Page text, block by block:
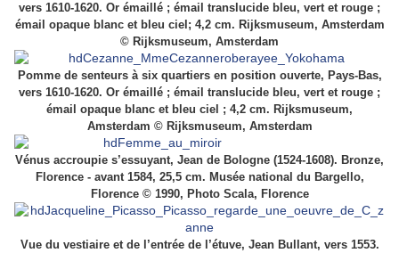
vers 1610-1620. Or émaillé ; émail translucide bleu, vert et rouge ;
émail opaque blanc et bleu ciel; 4,2 cm. Rijksmuseum, Amsterdam
© Rijksmuseum, Amsterdam
Pomme de senteurs à six quartiers en position ouverte, Pays-Bas,
vers 1610-1620. Or émaillé ; émail translucide bleu, vert et rouge ;
émail opaque blanc et bleu ciel ; 4,2 cm. Rijksmuseum,
Amsterdam © Rijksmuseum, Amsterdam
Vénus accroupie s’essuyant, Jean de Bologne (1524-1608). Bronze,
Florence - avant 1584, 25,5 cm. Musée national du Bargello,
Florence © 1990, Photo Scala, Florence
Vue du vestiaire et de l’entrée de l’étuve, Jean Bullant, vers 1553.